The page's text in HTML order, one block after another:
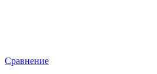
Сравнение